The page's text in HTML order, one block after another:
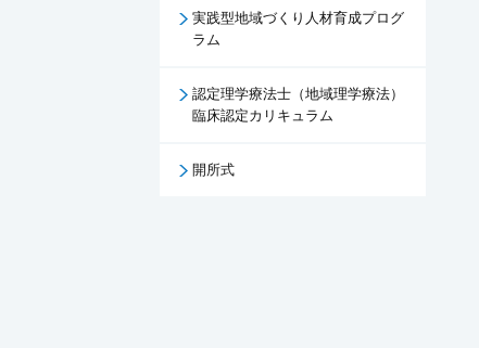
実践型地域づくり人材育成プログ
ラム
認定理学療法士（地域理学療法）
臨床認定カリキュラム
開所式